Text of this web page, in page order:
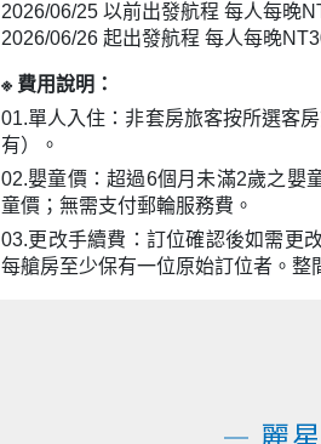
2026/06/25 以前出發航程 每人每晚
2026/06/26 起出發航程 每人每晚
※ 費用說明：
01.單人入住：非套房旅客按所選客
有）。
02.嬰童價：超過6個月未滿2歲之嬰
童價；無需支付郵輪服務費。
03.更改手續費：訂位確認後如需更
每艙房至少保有一位原始訂位者。整